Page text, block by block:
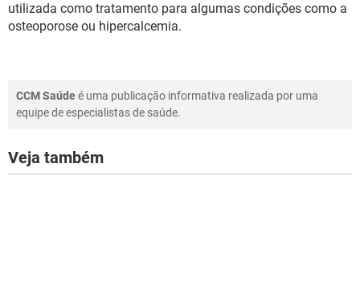
utilizada como tratamento para algumas condições como a
osteoporose ou hipercalcemia.
CCM Saúdeé uma publicação informativa realizada por uma
equipe de especialistas de saúde.
Veja também